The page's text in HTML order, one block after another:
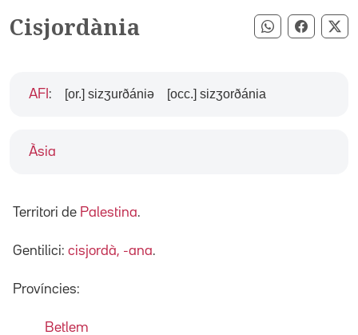
Cisjordània Compartir
Àsia
AFI : [or.] sizʒurðániə [occ.] sizʒorðánia
Territori de Palestina.
Gentilici: cisjordà, -ana.
Províncies:
Betlem